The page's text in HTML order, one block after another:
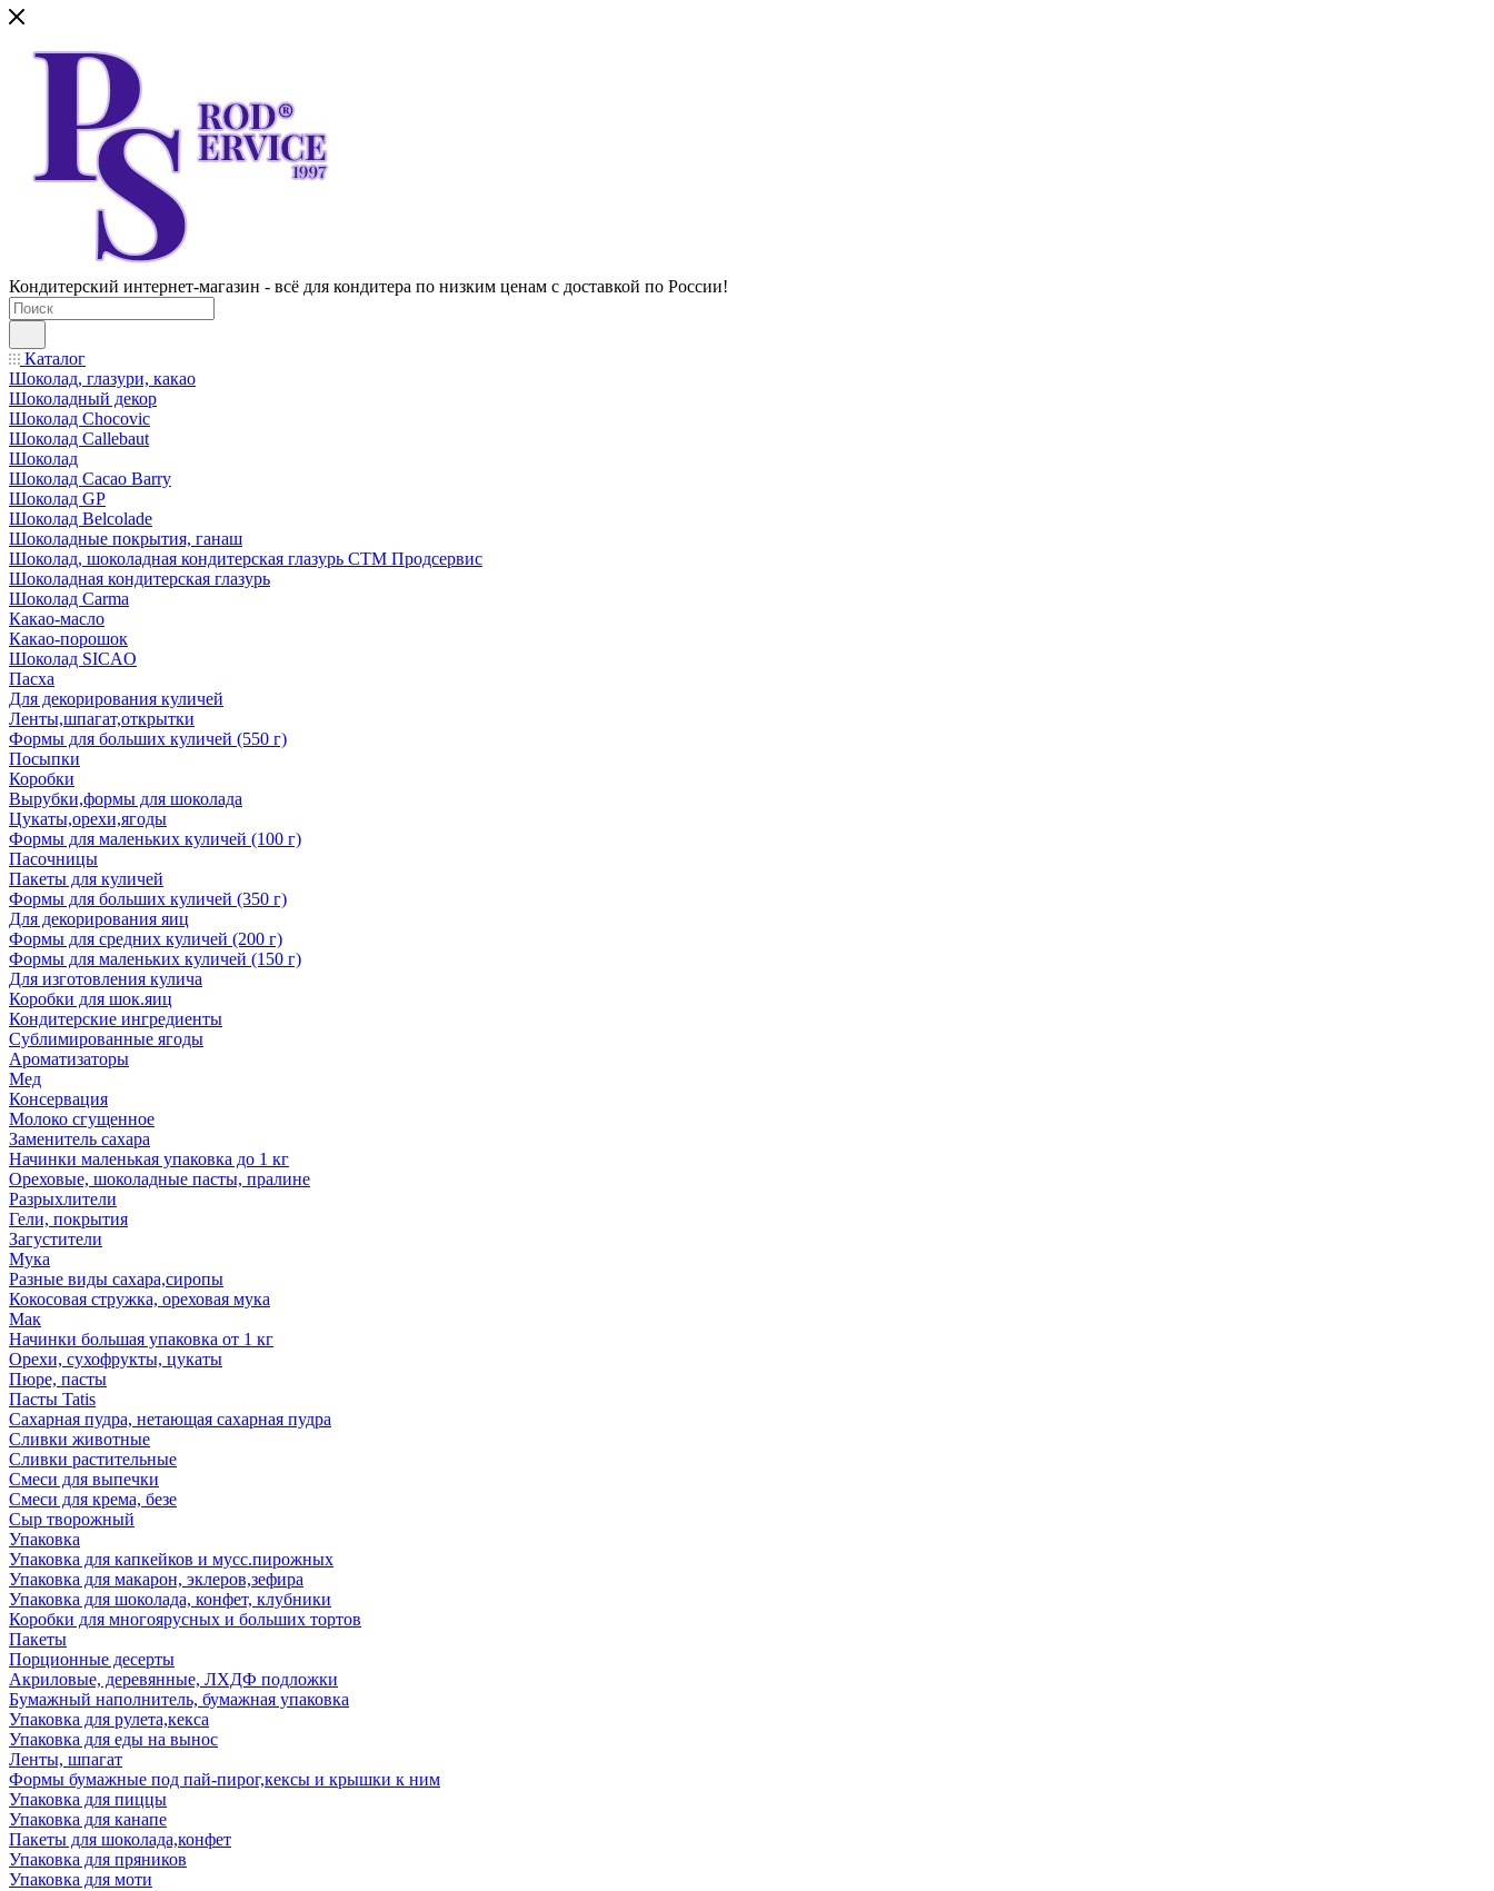
Кондитерский интернет-магазин - всё для кондитера по низким ценам с доставкой по России!
Каталог
Шоколад, глазури, какао
Шоколадный декор
Шоколад Chocovic
Шоколад Callebaut
Шоколад
Шоколад Cacao Barry
Шоколад GP
Шоколад Belcolade
Шоколадные покрытия, ганаш
Шоколад, шоколадная кондитерская глазурь СТМ Продсервис
Шоколадная кондитерская глазурь
Шоколад Carma
Какао-масло
Какао-порошок
Шоколад SICAO
Пасха
Для декорирования куличей
Ленты,шпагат,открытки
Формы для больших куличей (550 г)
Посыпки
Коробки
Вырубки,формы для шоколада
Цукаты,орехи,ягоды
Формы для маленьких куличей (100 г)
Пасочницы
Пакеты для куличей
Формы для больших куличей (350 г)
Для декорирования яиц
Формы для средних куличей (200 г)
Формы для маленьких куличей (150 г)
Для изготовления кулича
Коробки для шок.яиц
Кондитерские ингредиенты
Сублимированные ягоды
Ароматизаторы
Мед
Консервация
Молоко сгущенное
Заменитель сахара
Начинки маленькая упаковка до 1 кг
Ореховые, шоколадные пасты, пралине
Разрыхлители
Гели, покрытия
Загустители
Мука
Разные виды сахара,сиропы
Кокосовая стружка, ореховая мука
Мак
Начинки большая упаковка от 1 кг
Орехи, сухофрукты, цукаты
Пюре, пасты
Пасты Tatis
Сахарная пудра, нетающая сахарная пудра
Сливки животные
Сливки растительные
Смеси для выпечки
Смеси для крема, безе
Сыр творожный
Упаковка
Упаковка для капкейков и мусс.пирожных
Упаковка для макарон, эклеров,зефира
Упаковка для шоколада, конфет, клубники
Коробки для многоярусных и больших тортов
Пакеты
Порционные десерты
Акриловые, деревянные, ЛХДФ подложки
Бумажный наполнитель, бумажная упаковка
Упаковка для рулета,кекса
Упаковка для еды на вынос
Ленты, шпагат
Формы бумажные под пай-пирог,кексы и крышки к ним
Упаковка для пиццы
Упаковка для канапе
Пакеты для шоколада,конфет
Упаковка для пряников
Упаковка для моти